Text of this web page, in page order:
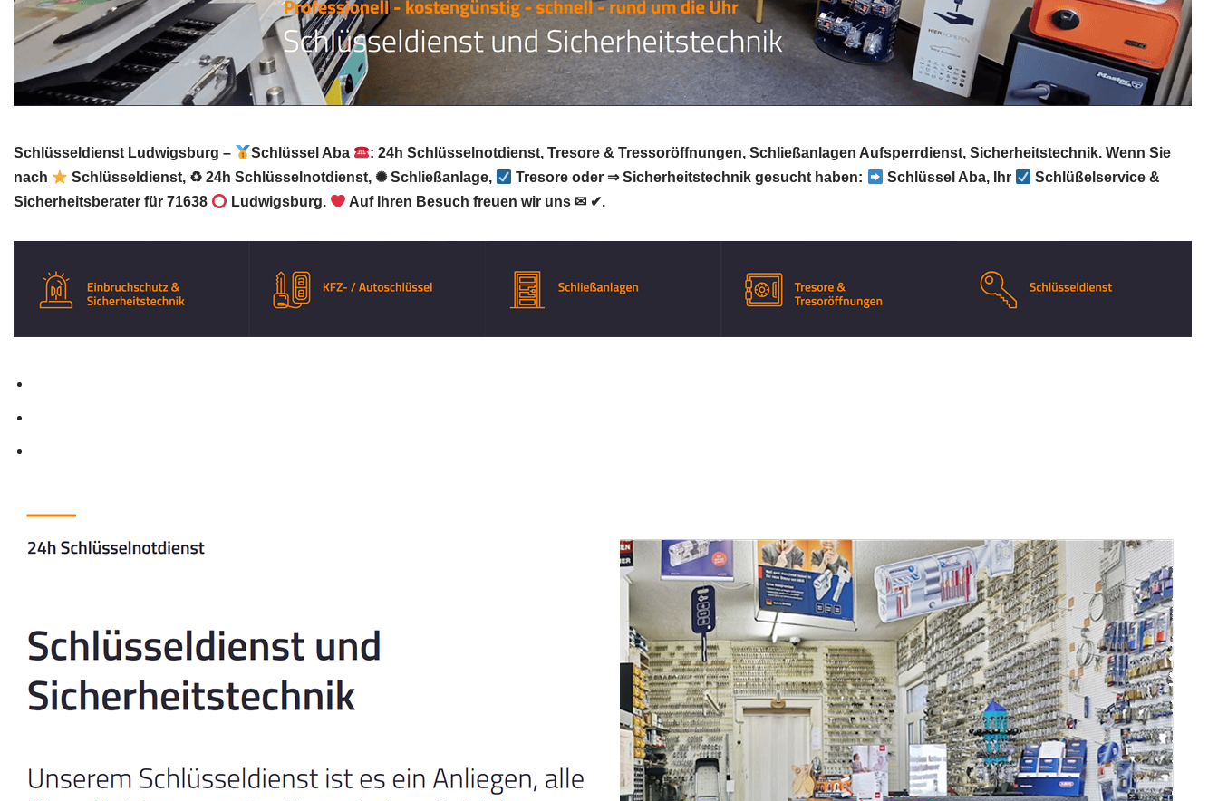
Schlüsseldienst Ludwigsburg – Schlüssel Aba
: 24h Schlüsselnotdienst, Tresore & Tressoröffnungen, Schließanlagen Aufsperrdienst, Sicherheitstechnik. Wenn Sie
nach
Schlüsseldienst, ♻ 24h Schlüsselnotdienst, ✺ Schließanlage, Tresore oder ⇒ Sicherheitstechnik gesucht haben: Schlüssel Aba, Ihr
Schlüßelservice &
Sicherheitsberater für 71638
Ludwigsburg. Auf Ihren Besuch freuen wir uns ✉ ✔.